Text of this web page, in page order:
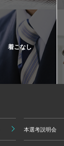
着こなし
本選考説明会